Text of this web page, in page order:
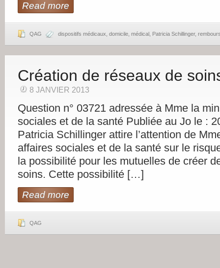
Read more
QAG dispositifs médicaux domicile médical Patricia Schillinger,
Création de réseaux de
8 JANVIER 2013
Question n° 03721 adressée à Mme la
sociales et de la santé Publiée au Jo le :
Patricia Schillinger attire l’attention de
affaires sociales et de la santé sur le
la possibilité pour les mutuelles de créer
soins. Cette possibilité […]
Read more
QAG